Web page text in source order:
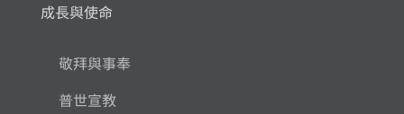
成長與使命
敬拜與事奉
普世宣教